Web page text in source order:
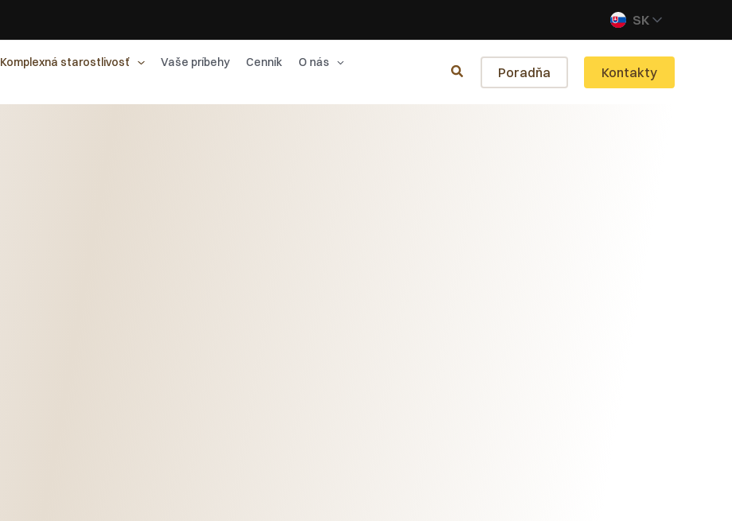
SK
Komplexná starostlivosť Vaše príbehy Cenník
O nás
Poradňa Kontakty